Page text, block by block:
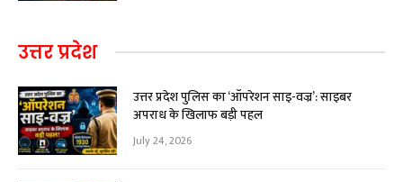
उत्तर प्रदेश
उत्तर प्रदेश पुलिस का ‘ऑपरेशन साइ-वज्र’: साइबर
अपराध के खिलाफ बड़ी पहल
July 24, 2026